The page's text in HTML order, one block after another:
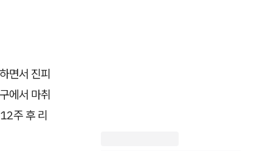
면서 진피
에서 마취
주 후 리